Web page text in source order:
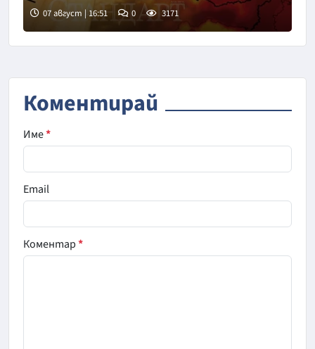
07 август | 16:51 0 3171
Коментирай
Име*
Email
Коментар*